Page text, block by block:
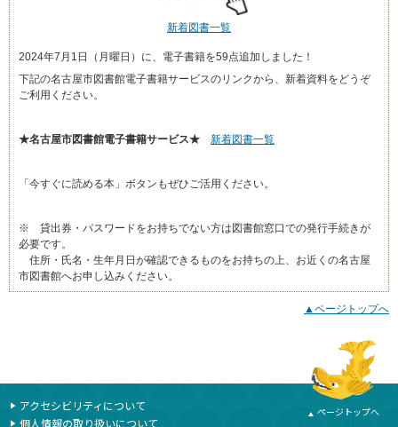
新着図書一覧
2024年7月1日（月曜日）に、電子書籍を59点追加しました！
下記の名古屋市図書館電子書籍サービスのリンクから、新着資料をどうぞ
ご利用ください。
★名古屋市図書館電子書籍サービス★ 新着図書一覧
「今すぐに読める本」ボタンもぜひご活用ください。
※ 貸出券・パスワードをお持ちでない方は図書館窓口での発行手続きが
必要です。
住所・氏名・生年月日が確認できるものをお持ちの上、お近くの名古屋
市図書館へお申し込みください。
▲ページトップへ
ページトップへ
アクセシビリティについて
個人情報の取り扱いについて